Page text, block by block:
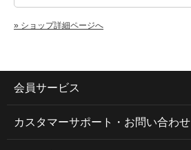
» ショップ詳細ページへ
会員サービス
カスタマーサポート・お問い合わせ